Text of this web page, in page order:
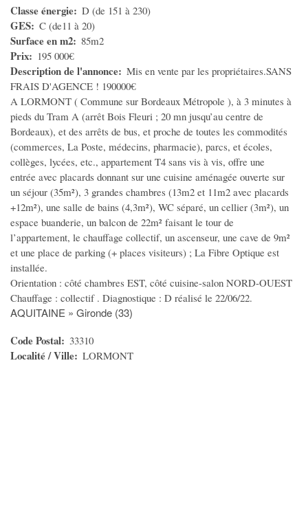
Nautisme
Caravaning
Equipement auto
Equipement moto
Equipement caravaning
Equipement nautisme
MULTIMEDIA
Informatique
Téléphones - Tablettes
TV - Son
Consoles et Jeux
Photographie - Vidéo
Autres multimedias
SERVICES
Prestation de Services
Artisants - Dépannage
Classe énergie D (de 151 à 230)
GES C (de11 à 20)
Surface en m2 85m2
Prix 195 000€
Description de l'annonce
Mis en vente par les propriétaires.SANS
FRAIS D'AGENCE ! 190000€
A LORMONT ( Commune sur Bordeaux Métropole ), à 3 minutes à
pieds du Tram A (arrêt Bois Fleuri ; 20 mn jusqu’au centre de
Bordeaux), et des arrêts de bus, et proche de toutes les commodités
(commerces, La Poste, médecins, pharmacie), parcs, et écoles,
collèges, lycées, etc., appartement T4 sans vis à vis, offre une
entrée avec placards donnant sur une cuisine aménagée ouverte sur
un séjour (35m²), 3 grandes chambres (13m2 et 11m2 avec placards
+12m²), une salle de bains (4,3m²), WC séparé, un cellier (3m²), un
espace buanderie, un balcon de 22m² faisant le tour de
l’appartement, le chauffage collectif, un ascenseur, une cave de 9m²
et une place de parking (+ places visiteurs) ; La Fibre Optique est
installée.
Orientation : côté chambres EST, côté cuisine-salon NORD-OUEST
Chauffage : collectif . Diagnostique : D réalisé le 22/06/22.
AQUITAINE » Gironde (33)
Code Postal 33310
Localité / Ville LORMONT